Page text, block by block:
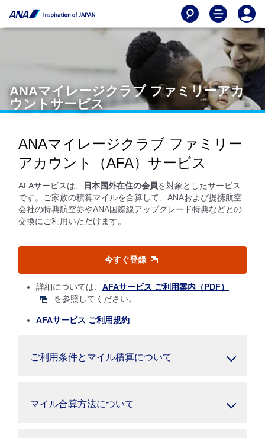
ANAマイレージクラブ ファミリーアカ
ウントサービス
ANAマイレージクラブ ファミリー
アカウント（AFA）サービス
AFAサービスは、 日本国外在住の会員を対象としたサービス
です。ご家族の積算マイルを合算して、ANAおよび提携航空
会社の特典航空券やANA国際線アップグレード特典などとの
交換にご利用いただけます。
今すぐ登録
詳細については、 AFAサービス ご利用案内（PDF）
を参照してください。
AFAサービス ご利用規約
ご利用条件とマイル積算について
マイル合算方法について